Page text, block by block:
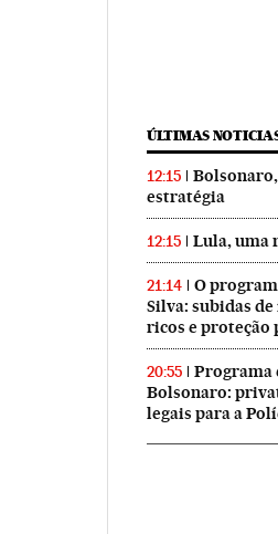
ÚLTIMAS
12:15
estratégia
12:15 Lula, uma
21:14
O
Silva: subidas
ricos e proteção
20:55
Programa
Bolsonaro:
legais para a